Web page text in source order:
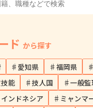
ド から探す
♯愛知県 ♯福岡県
能 ♯技人国
♯一般監
ンドネシア
♯ミャンマ